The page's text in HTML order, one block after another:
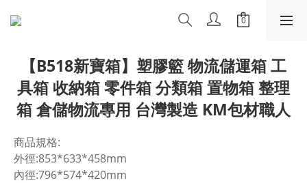
【B518新寶箱】塑膠籃 物流儲運箱 工
具箱 收納箱 零件箱 分類箱 置物箱 整理
箱 倉儲物流專用 台灣製造 KM包材職人
商品規格:
外徑:853*633*458mm
內徑:796*574*420mm